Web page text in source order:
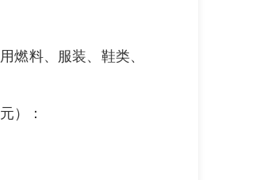
燃料、服装、鞋类、
）：